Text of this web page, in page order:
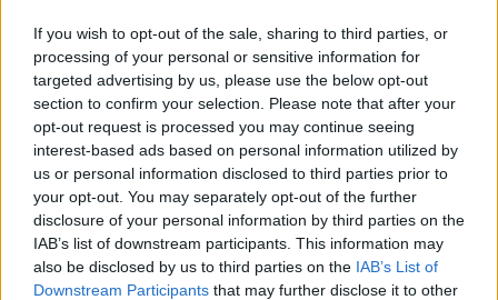
If you wish to opt-out of the sale, sharing to third parties, or
processing of your personal or sensitive information for
targeted advertising by us, please use the below opt-out
section to confirm your selection. Please note that after your
opt-out request is processed you may continue seeing
interest-based ads based on personal information utilized by
us or personal information disclosed to third parties prior to
your opt-out. You may separately opt-out of the further
disclosure of your personal information by third parties on the
IAB’s list of downstream participants. This information may
also be disclosed by us to third parties on the IAB’s List of
Downstream Participants that may further disclose it to other
Most már aztán tényleg minden van a piacon.
MINDEN! Csupa nagybetűvel. Ezt az időszakot
szeretem a legjobban, mert ilyenkor nincs más dolga
az embernek, csak vennie a fáradtságot és elmenni
piacra, jól beszerezni az éppen aktuális kedvencet és
jól megfőzni azt. Borsó, vajbab,…
Currys karalábéfőzelék
szatmariferi 2014. április 05.